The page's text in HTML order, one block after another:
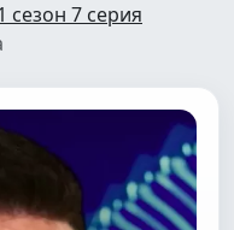
сезон 7 серия